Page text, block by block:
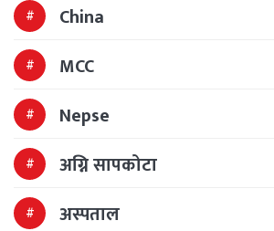
China
MCC
Nepse
अग्नि सापकोटा
अस्पताल